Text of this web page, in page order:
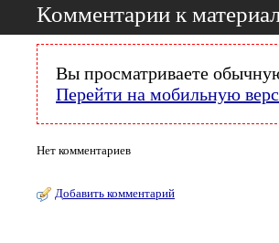
Комментарии к
Вы просматриваете
Перейти на мобильную
Нет комментариев
Добавить комментарий